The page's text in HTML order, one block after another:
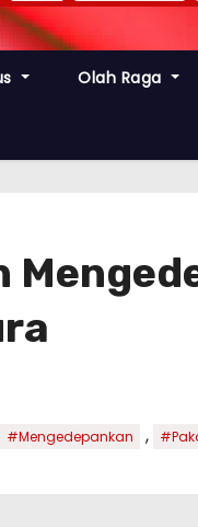
Olah Raga
#Mengedepankan ,